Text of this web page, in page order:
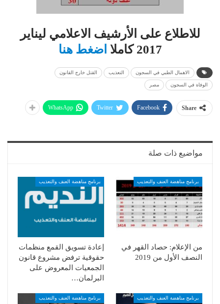
للاطلاع على الأرشيف الاعلامي ليناير
2017 كاملا
اضغط هنا
الاهمال الطبي في السجون التعذيب القتل خارج القانون
الوفاة في السجون مصر
Share
Facebook
Twitter
WhatsApp
مواضيع ذات صلة
برنامج مناهضة العنف والتعذيب
من الإعلام: حصاد القهر في
النصف الأول من 2019
برنامج مناهضة العنف والتعذيب
إعادة تسويق القمع منظمات
حقوقية ترفض مشروع قانون
الجمعيات المعروض على
البرلمان…
برنامج مناهضة العنف والتعذيب برنامج مناهضة العنف والتعذيب